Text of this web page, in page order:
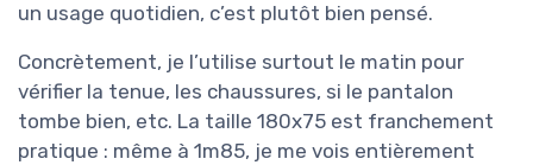
un usage quotidien, c’est plutôt bien pensé.
Concrètement, je l’utilise surtout le matin pour
vérifier la tenue, les chaussures, si le pantalon
tombe bien, etc. La taille 180x75 est franchement
pratique : même à 1m85, je me vois entièrement